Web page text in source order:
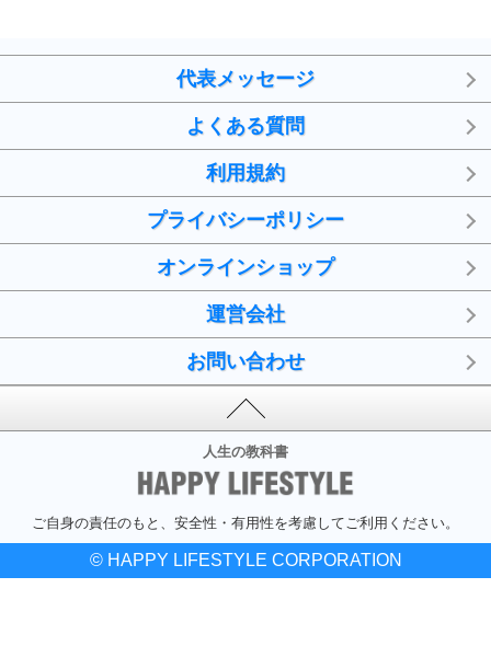
代表メッセージ
よくある質問
利用規約
プライバシーポリシー
オンラインショップ
運営会社
お問い合わせ
人生の教科書
ご自身の責任のもと、安全性・有用性を考慮してご利用ください。
© HAPPY LIFESTYLE CORPORATION